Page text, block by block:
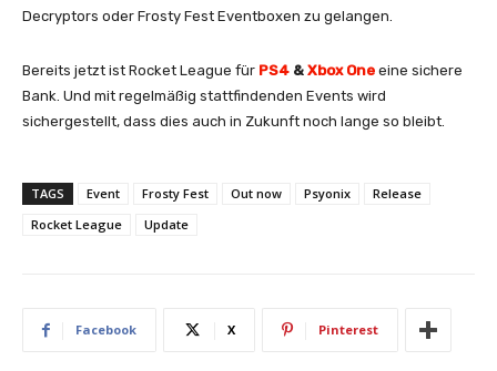
Decryptors oder Frosty Fest Eventboxen zu gelangen.
Bereits jetzt ist Rocket League für PS4 & Xbox One eine sichere
Bank. Und mit regelmäßig stattfindenden Events wird
sichergestellt, dass dies auch in Zukunft noch lange so bleibt.
TAGS Event Frosty Fest Out now Psyonix
Release
Rocket League
Update
Facebook X Pinterest